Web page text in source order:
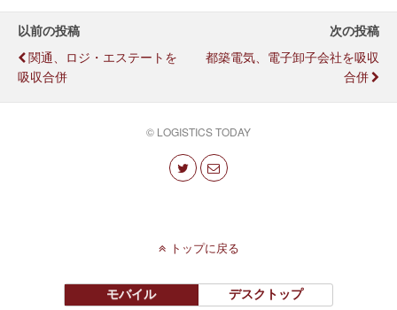
以前の投稿
関通、ロジ・エステートを
吸収合併
次の投稿
都築電気、電子卸子会社を吸収
合併
© LOGISTICS TODAY
トップに戻る
モバイル デスクトップ